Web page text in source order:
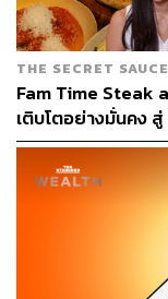
TAGS: ร้านอาหาร
ทัคคาลบี้
THE SECRET
Fam Time Steak
เติบโตอย่างมั่นคง สู่